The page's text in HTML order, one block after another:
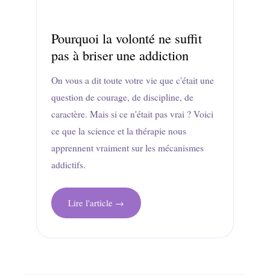
Pourquoi la volonté ne suffit
pas à briser une addiction
On vous a dit toute votre vie que c'était une
question de courage, de discipline, de
caractère. Mais si ce n'était pas vrai ? Voici
ce que la science et la thérapie nous
apprennent vraiment sur les mécanismes
addictifs.
Lire l'article →